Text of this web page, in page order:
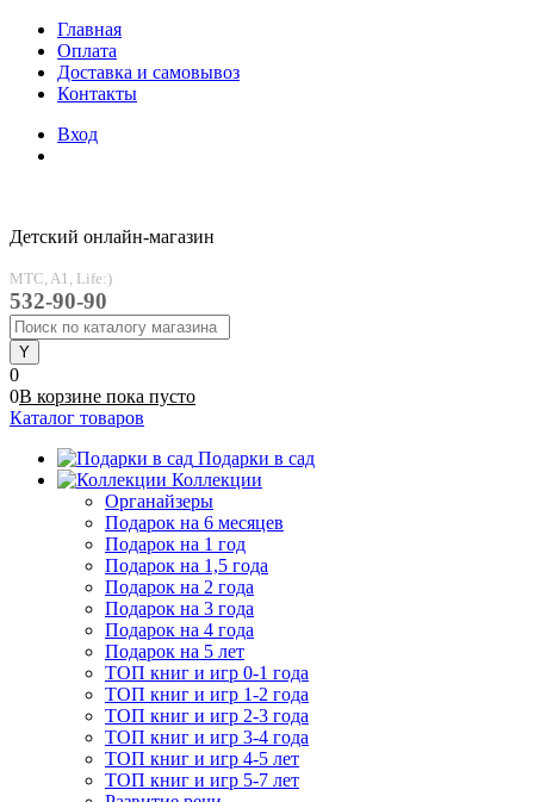
Главная
Оплата
Доставка и самовывоз
Контакты
Вход
Детский онлайн-магазин
MTC, A1, Life:)
532-90-90
0
0В корзине пока пусто
Каталог товаров
Подарки в сад
Коллекции
Органайзеры
Подарок на 6 месяцев
Подарок на 1 год
Подарок на 1,5 года
Подарок на 2 года
Подарок на 3 года
Подарок на 4 года
Подарок на 5 лет
ТОП книг и игр 0-1 года
ТОП книг и игр 1-2 года
ТОП книг и игр 2-3 года
ТОП книг и игр 3-4 года
ТОП книг и игр 4-5 лет
ТОП книг и игр 5-7 лет